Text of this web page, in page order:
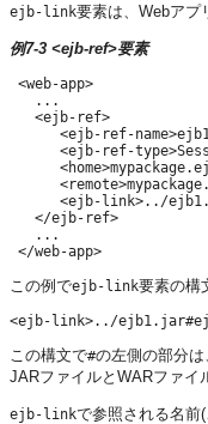
ejb-link要素は、Webアプ
例7-3 <ejb-ref>要素
<web-app>
   ...
   <ejb-ref>
<ejb-ref-
<ejb-ref-
<ejb-link>../
   </ejb-ref>
   ...
この例でejb-link要素の構
この構文で#の左側の部分は
JARファイルとWARファイ
ejb-linkで参照される名前